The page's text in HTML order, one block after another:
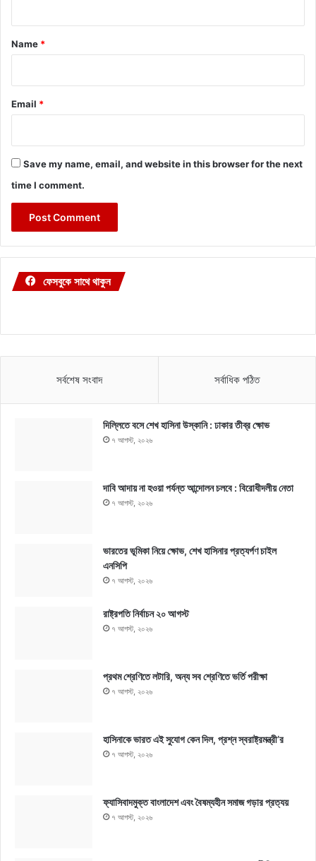
*
Name *
Email *
Save my name, email, and website in this browser for the next
time I comment.
ফেসবুকে সাথে থাকুন
সর্বশেষ সংবাদ সর্বাধিক পঠিত
দিল্লিতে বসে শেখ হাসিনা উস্কানি : ঢাকার তীব্র ক্ষোভ
৭ আগস্ট, ২০২৬
দাবি আদায় না হওয়া পর্যন্ত আন্দোলন চলবে : বিরোধীদলীয় নেতা
৭ আগস্ট, ২০২৬
ভারতের ভূমিকা নিয়ে ক্ষোভ, শেখ হাসিনার প্রত্যর্পণ চাইল
এনসিপি
৭ আগস্ট, ২০২৬
রাষ্ট্রপতি নির্বাচন ২০ আগস্ট
৭ আগস্ট, ২০২৬
প্রথম শ্রেণিতে লটারি, অন্য সব শ্রেণিতে ভর্তি পরীক্ষা
৭ আগস্ট, ২০২৬
হাসিনাকে ভারত এই সুযোগ কেন দিল, প্রশ্ন স্বরাষ্ট্রমন্ত্রী’র
৭ আগস্ট, ২০২৬
ফ্যাসিবাদমুক্ত বাংলাদেশ এবং বৈষম্যহীন সমাজ গড়ার প্রত্যয়
৭ আগস্ট, ২০২৬